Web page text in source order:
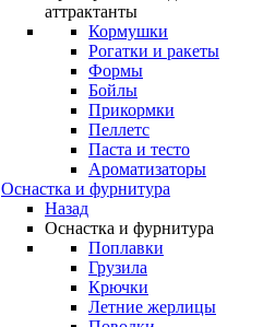
аттрактанты
Кормушки
Рогатки и ракеты
Формы
Бойлы
Прикормки
Пеллетс
Паста и тесто
Ароматизаторы
Оснастка и фурнитура
Назад
Оснастка и фурнитура
Поплавки
Грузила
Крючки
Летние жерлицы